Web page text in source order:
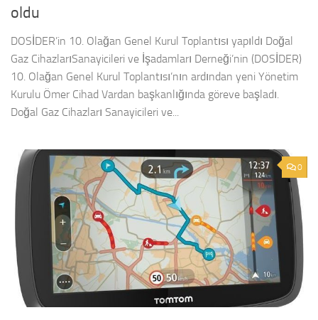
oldu
DOSİDER’in 10. Olağan Genel Kurul Toplantısı yapıldı Doğal
Gaz CihazlarıSanayicileri ve İşadamları Derneği’nin (DOSİDER)
10. Olağan Genel Kurul Toplantısı’nın ardından yeni Yönetim
Kurulu Ömer Cihad Vardan başkanlığında göreve başladı.
Doğal Gaz Cihazları Sanayicileri ve...
0